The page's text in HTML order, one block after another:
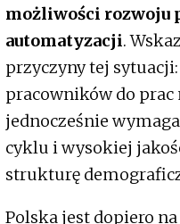
możliwości rozwoju
automatyzacji.
przyczyny tej
pracowników do prac
jednocześnie
cyklu i wysokiej
strukturę
Polska jest dopiero